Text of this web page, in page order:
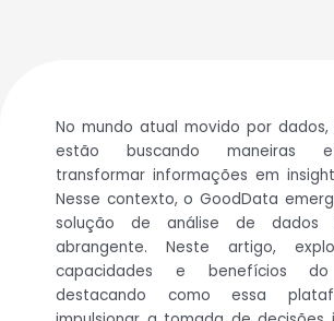
No mundo atual movido por dados,
estão buscando maneiras
transformar informações em
Nesse contexto, o GoodData
solução de análise de dados
abrangente. Neste artigo,
capacidades e benefícios do
destacando como essa